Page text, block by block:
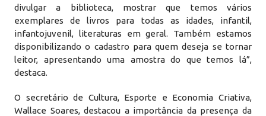
divulgar a biblioteca, mostrar que temos vários
exemplares de livros para todas as idades, infantil,
infantojuvenil, literaturas em geral. Também estamos
disponibilizando o cadastro para quem deseja se tornar
leitor, apresentando uma amostra do que temos lá”,
destaca.
O secretário de Cultura, Esporte e Economia Criativa,
Wallace Soares, destacou a importância da presença da